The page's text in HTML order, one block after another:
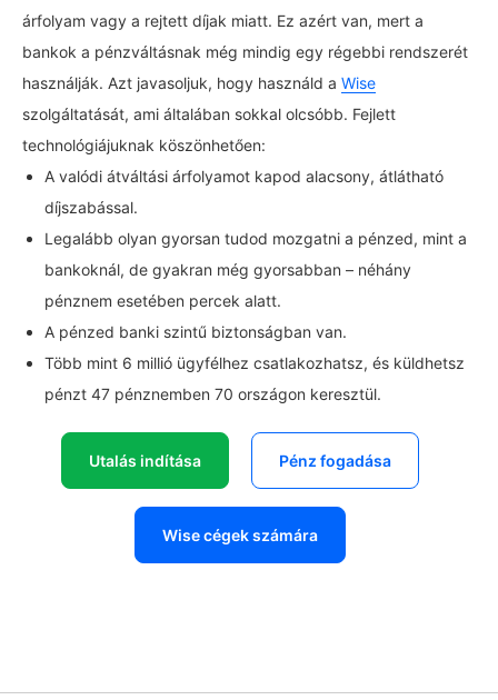
árfolyam vagy a rejtett díjak miatt. Ez azért van, mert a
bankok a pénzváltásnak még mindig egy régebbi rendszerét
használják. Azt javasoljuk, hogy használd a Wise
szolgáltatását, ami általában sokkal olcsóbb. Fejlett
technológiájuknak köszönhetően:
A valódi átváltási árfolyamot kapod alacsony, átlátható
díjszabással.
Legalább olyan gyorsan tudod mozgatni a pénzed, mint a
bankoknál, de gyakran még gyorsabban – néhány
pénznem esetében percek alatt.
A pénzed banki szintű biztonságban van.
Több mint 6 millió ügyfélhez csatlakozhatsz, és küldhetsz
pénzt 47 pénznemben 70 országon keresztül.
Utalás indítása Pénz fogadása
Wise cégek számára